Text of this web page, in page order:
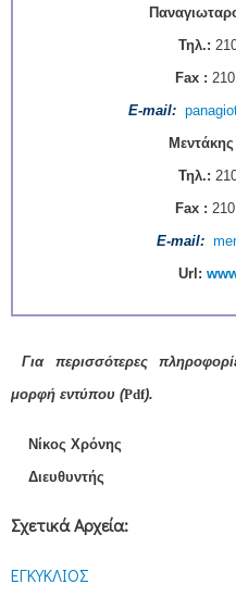
Τηλ.:
Fax :
Ε-mail:
Τηλ.:
Fax :
Ε-mail:
Url:
Για περισσότερες
μορφή εντύπου (Pdf).
Νίκος Χρόνης
Διευθυντής
Σχετικά Αρχεία:
ΕΓΚΥΚΛΙΟΣ